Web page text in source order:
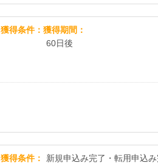
獲得条件
獲得期間
60日後
獲得条件
新規申込み完了・転用申込